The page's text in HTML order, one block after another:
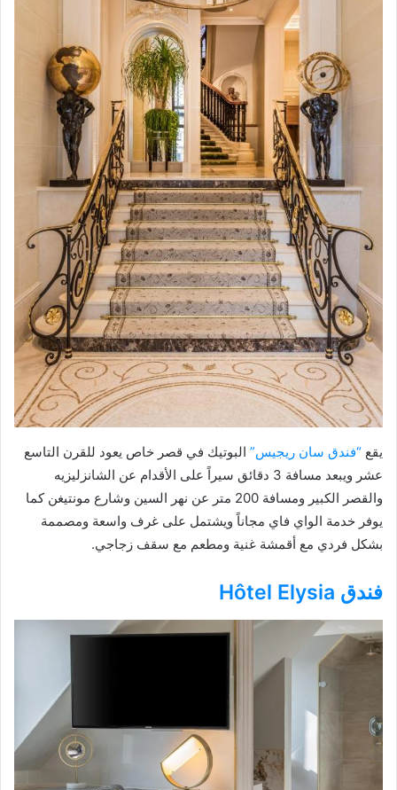
يقع “فندق سان ريجيس” البوتيك في قصر خاص يعود للقرن التاسع
عشر ويبعد مسافة 3 دقائق سيراً على الأقدام عن الشانزليزيه
والقصر الكبير ومسافة 200 متر عن نهر السين وشارع مونتيغن كما
يوفر خدمة الواي فاي مجاناً ويشتمل على غرف واسعة ومصممة
بشكل فردي مع أقمشة غنية ومطعم مع سقف زجاجي.
فندق Hôtel Elysia